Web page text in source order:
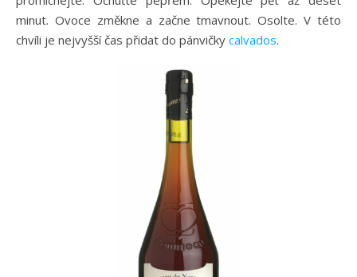
minut. Ovoce změkne a začne tmavnout. Osolte. V této
chvíli je nejvyšší čas přidat do pánvičky calvados.